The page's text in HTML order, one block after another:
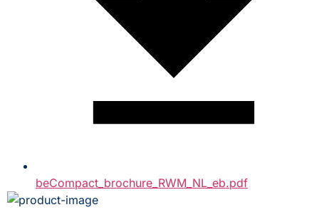
beCompact_brochure_RWM_NL_eb.pdf